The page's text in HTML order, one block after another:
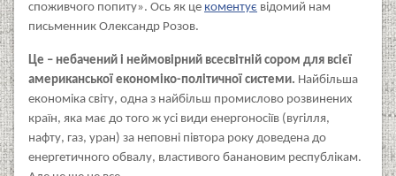
споживчого попиту». Ось як це коментує відомий нам
письменник Олександр Розов.
Це – небачений і неймовірний всесвітній сором для всієї
американської економіко-політичної системи. Найбільша
економіка світу, одна з найбільш промислово розвинених
країн, яка має до того ж усі види енергоносіїв (вугілля,
нафту, газ, уран) за неповні півтора року доведена до
енергетичного обвалу, властивого банановим республікам.